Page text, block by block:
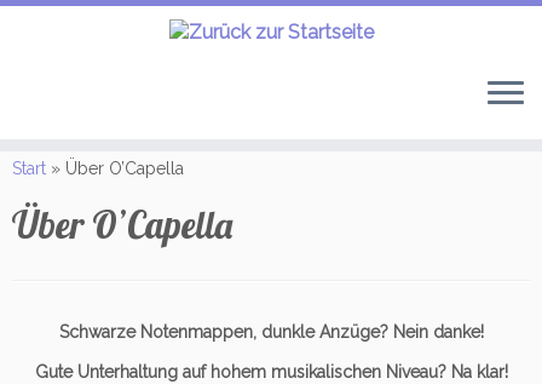
Inhalt
Start » Über O’Capella
Über O’Capella
Schwarze Notenmappen, dunkle Anzüge? Nein danke!
Gute Unterhaltung auf hohem musikalischen Niveau? Na klar!